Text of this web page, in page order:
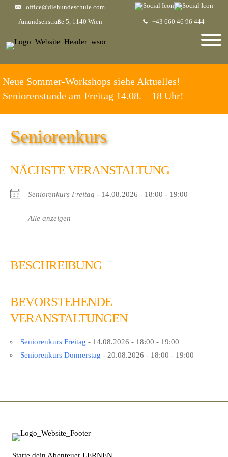
office@diehundeschule.com
+43 660 46 96 444
Amundsenstraße 5, 1140 Wien
Neue Sommer-Workshops siehe Aktuelles!
Seniorenstunde am Freitag 14.08. – 18 Uhr!
Seniorenkurs
NÄCHSTE VERANSTALTUNG
Seniorenkurs Freitag - 14.08.2026 - 18:00 - 19:00
Alle anzeigen
BESCHREIBUNG
BEVORSTEHENDE
VERANSTALTUNGEN
Seniorenkurs Freitag - 14.08.2026 - 18:00 - 19:00
Seniorenkurs Donnerstag - 20.08.2026 - 18:00 - 19:00